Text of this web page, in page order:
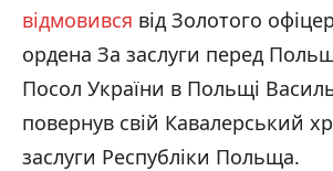
відмовився від Золотого
ордена За заслуги перед
Посол України в Польщі
повернув свій Кавалерський
заслуги Республіки Польща.